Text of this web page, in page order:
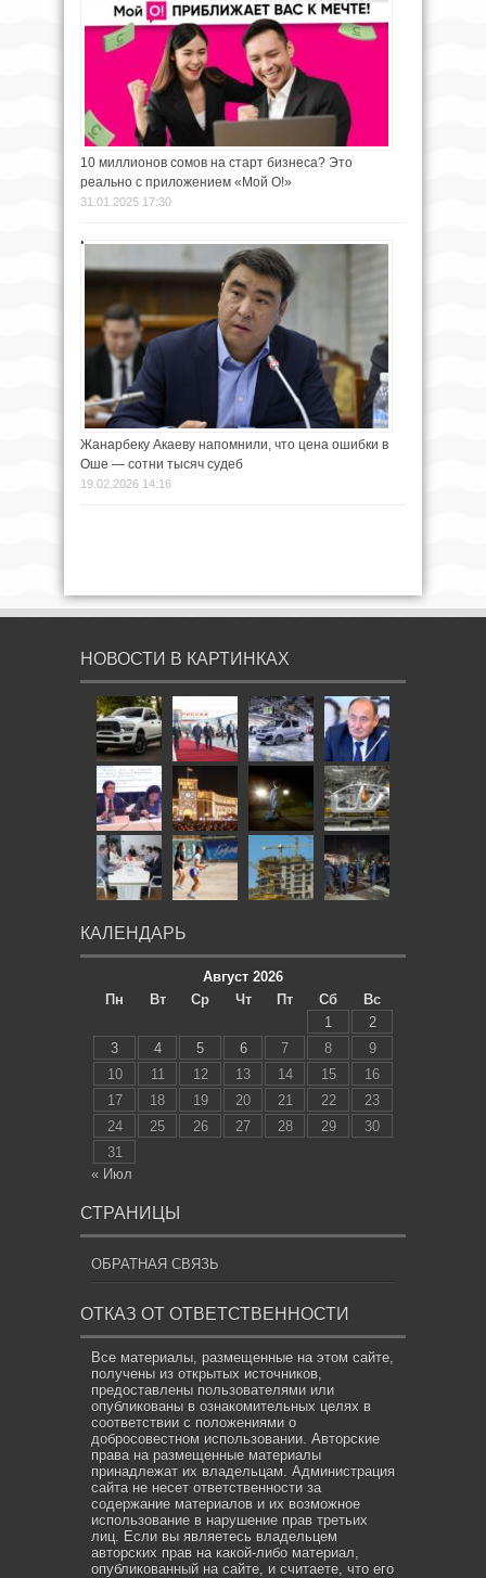
10 миллионов сомов на старт бизнеса? Это
реально с приложением «Мой О!»
31.01.2025 17:30
Жанарбеку Акаеву напомнили, что цена ошибки в
Оше — сотни тысяч судеб
19.02.2026 14:16
НОВОСТИ В КАРТИНКАХ
КАЛЕНДАРЬ
Август 2026
Пн
Вт Ср Чт Пт Сб
Вс
1
2
3
4 5 6 7 8
9
10
11 12 13 14 15
16
17
18 19 20 21 22
23
24
25 26 27 28 29
30
31
« Июл
СТРАНИЦЫ
ОБРАТНАЯ СВЯЗЬ
ОТКАЗ ОТ ОТВЕТСТВЕННОСТИ
Все материалы, размещенные на этом сайте,
получены из открытых источников,
предоставлены пользователями или
опубликованы в ознакомительных целях в
соответствии с положениями о
добросовестном использовании. Авторские
права на размещенные материалы
принадлежат их владельцам. Администрация
сайта не несет ответственности за
содержание материалов и их возможное
использование в нарушение прав третьих
лиц. Если вы являетесь владельцем
авторских прав на какой-либо материал,
опубликованный на сайте, и считаете, что его